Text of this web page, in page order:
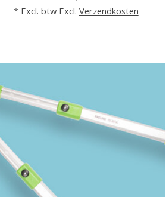
* Excl. btw Excl. Verzendkosten